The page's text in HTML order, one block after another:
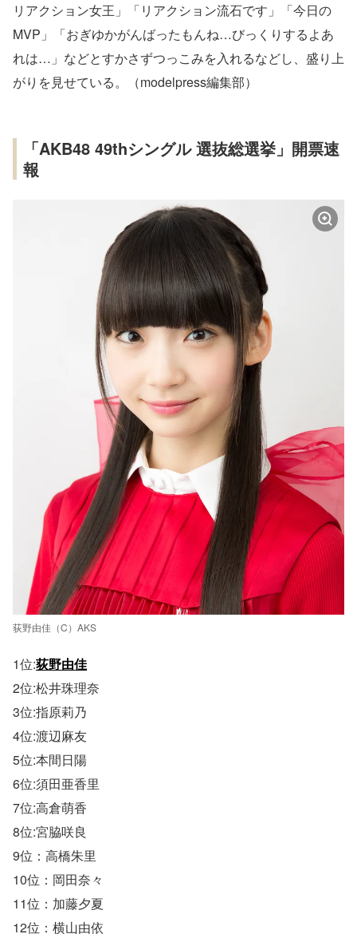
リアクション女王」「リアクション流石です」「今日の
MVP」「おぎゆかがんばったもんね…びっくりするよあ
れは…」などとすかさずつっこみを入れるなどし、盛り上
がりを見せている。（modelpress編集部）
「AKB48 49thシングル 選抜総選挙」開票速
報
荻野由佳（C）AKS
1位:荻野由佳
2位:松井珠理奈
3位:指原莉乃
4位:渡辺麻友
5位:本間日陽
6位:須田亜香里
7位:高倉萌香
8位:宮脇咲良
9位：高橋朱里
10位：岡田奈々
11位：加藤夕夏
12位：横山由依